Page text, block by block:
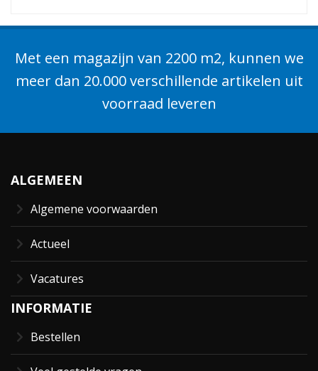
Met een magazijn van 2200 m2, kunnen we
meer dan 20.000 verschillende artikelen uit
voorraad leveren
ALGEMEEN
Algemene voorwaarden
Actueel
Vacatures
INFORMATIE
Bestellen